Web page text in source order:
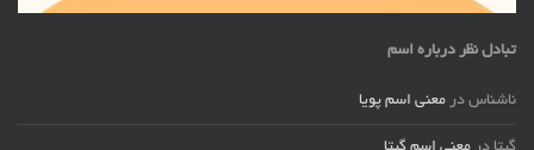
تبادل نظر درباره اسم
ناشناس در معنی اسم پویا